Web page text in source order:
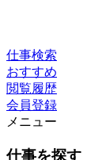
仕事検索
おすすめ
閲覧履歴
会員登録
メニュー
仕事を探す